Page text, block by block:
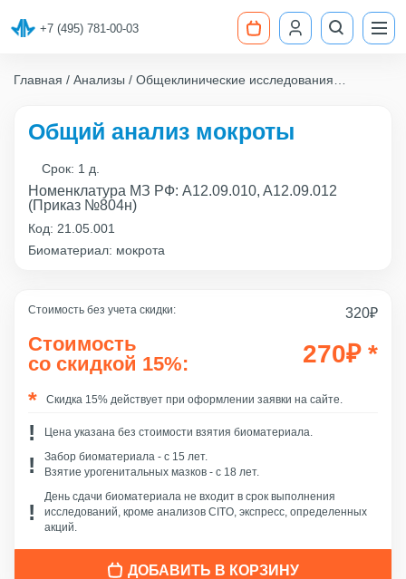
+7 (495) 781-00-03
Главная Анализы
Общеклинические исследования
Стоимость без учета скидки: 320₽
Стоимость
со скидкой 15%:
270₽ *
Скидка 15% действует при оформлении заявки на сайте.
Цена указана без стоимости взятия биоматериала.
Забор биоматериала - c 15 лет.
Взятие урогенитальных мазков - с 18 лет.
День сдачи биоматериала не входит в срок выполнения
исследований, кроме анализов CITO, экспресс, определенных
акций.
ДОБАВИТЬ В КОРЗИНУ
Общий анализ мокроты
Срок: 1 д.
Номенклатура МЗ РФ: A12.09.010, A12.09.012
(Приказ №804н)
Код: 21.05.001
Биоматериал: мокрота